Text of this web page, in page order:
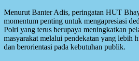
Menurut Banter Adis, peringatan HUT
momentum penting untuk mengapresiasi
Polri yang terus berupaya meningkatkan
masyarakat melalui pendekatan yang lebih
dan berorientasi pada kebutuhan publik.